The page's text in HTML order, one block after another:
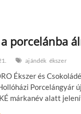
porcelánba
ajándék ékszer
Ékszer és
Porcelángyár
márkanév alatt